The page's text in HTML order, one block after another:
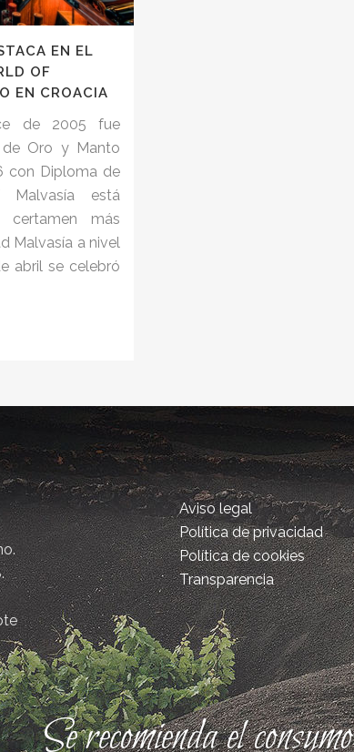
EN EL
OF
EN CROACIA
de 2005 fue
Oro y Manto
con Diploma de
está
certamen más
Malvasía a nivel
abril se celebró
Aviso legal
Política de privacidad
Política de cookies
Transparencia
Se recomienda el